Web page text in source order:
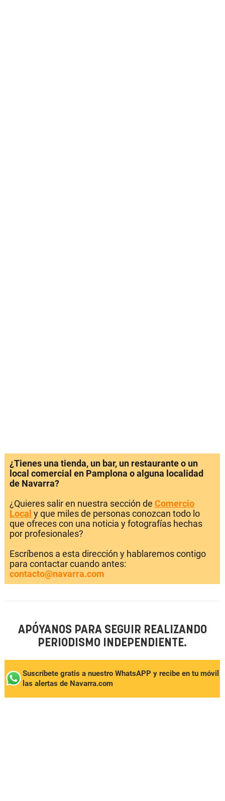
¿Tienes una tienda, un bar, un restaurante o un
local comercial en Pamplona o alguna localidad
de Navarra?
¿Quieres salir en nuestra sección de Comercio
Local y que miles de personas conozcan todo lo
que ofreces con una noticia y fotografías hechas
por profesionales?
Escríbenos a esta dirección y hablaremos contigo
para contactar cuando antes:
contacto@navarra.com
APÓYANOS PARA SEGUIR REALIZANDO
PERIODISMO INDEPENDIENTE.
Suscríbete gratis a nuestro WhatsAPP y recibe en tu móvil
las alertas de Navarra.com